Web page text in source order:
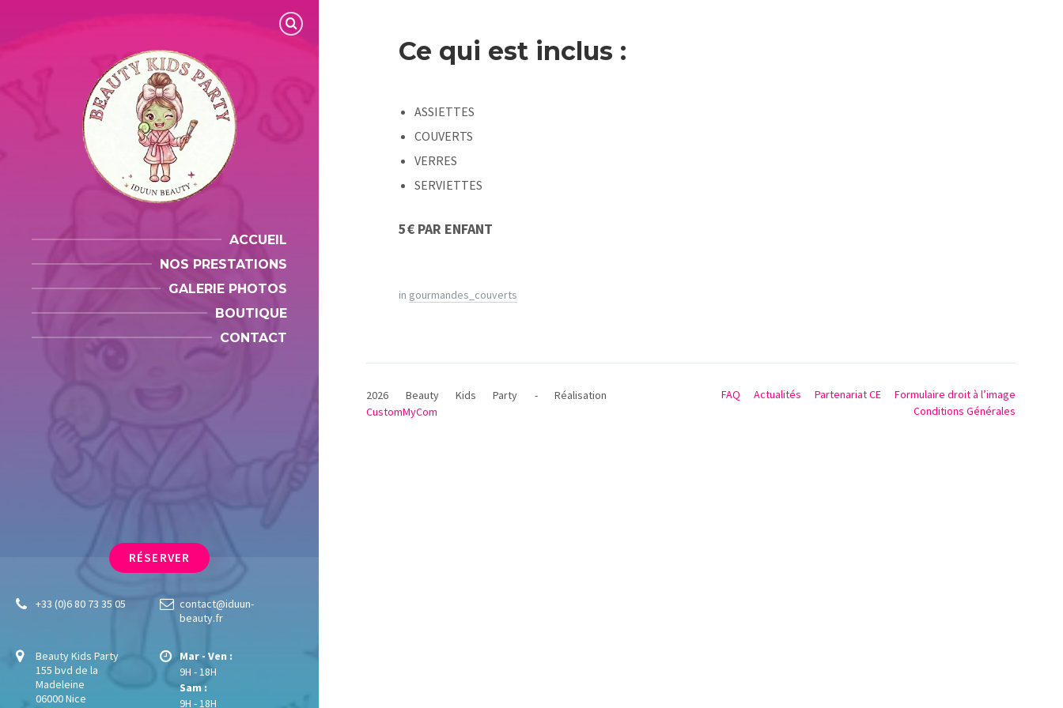
ACCUEIL
NOS PRESTATIONS
GALERIE PHOTOS
BOUTIQUE
CONTACT
RÉSERVER
+33 (0)6 80 73 35 05
contact@iduun-
beauty.fr
Beauty Kids Party
155 bvd de la
Madeleine
06000 Nice
Mar - Ven :
9H - 18H
Sam :
9H - 18H
Ce qui est inclus :
ASSIETTES
COUVERTS
VERRES
SERVIETTES
5€ PAR ENFANT
in gourmandes_couverts
FAQ Actualités Partenariat CE
Formulaire droit à l’image
Conditions Générales
2026 Beauty Kids Party - Réalisation
CustomMyCom